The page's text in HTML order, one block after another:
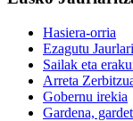
Hasiera-orria
Ezagutu
Sailak eta
Arreta
Gobernu irekia
Gardena,